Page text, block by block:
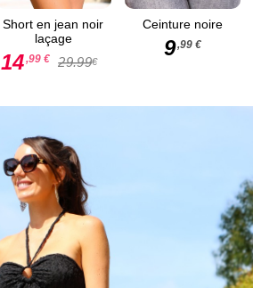
Short en jean noir
laçage
14,99 € 29.99€
Ceinture noire
9,99 €